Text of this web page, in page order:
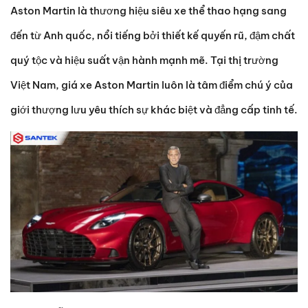
Aston Martin là thương hiệu siêu xe thể thao hạng sang
đến từ Anh quốc, nổi tiếng bởi thiết kế quyến rũ, đậm chất
quý tộc và hiệu suất vận hành mạnh mẽ. Tại thị trường
Việt Nam, giá xe Aston Martin luôn là tâm điểm chú ý của
giới thượng lưu yêu thích sự khác biệt và đẳng cấp tinh tế.